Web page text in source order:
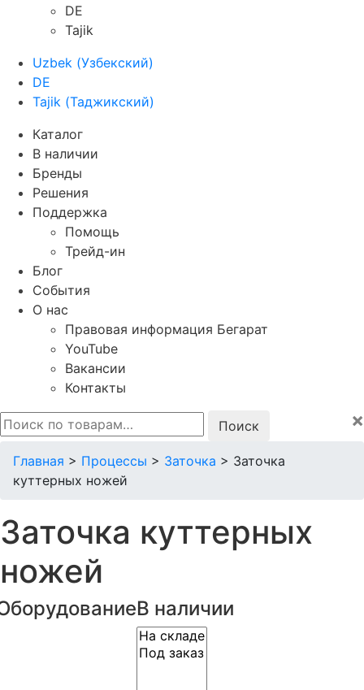
DE
Tajik
Uzbek (Узбекский)
DE
Tajik (Таджикский)
Каталог
В наличии
Бренды
Решения
Поддержка
Помощь
Трейд-ин
Блог
События
О нас
Правовая информация Бегарат
YouTube
Вакансии
Контакты
Искать:
×
Главная > Процессы > Заточка > Заточка
куттерных ножей
Заточка куттерных
ножей
В наличии